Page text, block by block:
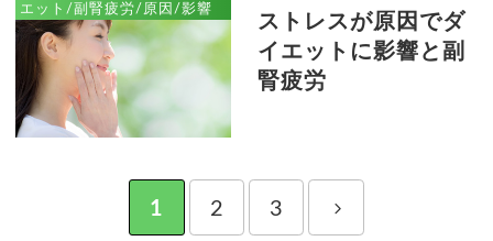
エット/副腎疲労/原因/影響
ストレスが原因でダ
イエットに影響と副
腎疲労
1 2 3